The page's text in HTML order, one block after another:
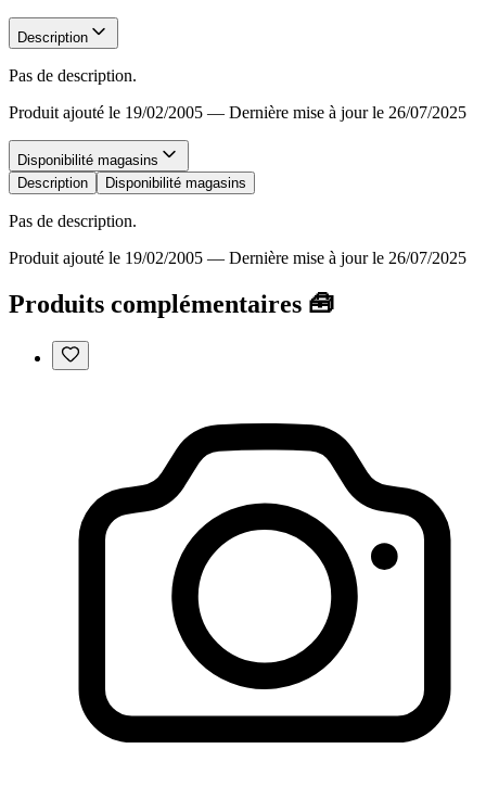
Description
Pas de description.
Produit ajouté le 19/02/2005 — Dernière mise à jour le 26/07/2025
Disponibilité magasins
Description
Disponibilité magasins
Pas de description.
Produit ajouté le 19/02/2005 — Dernière mise à jour le 26/07/2025
Produits complémentaires 🧰